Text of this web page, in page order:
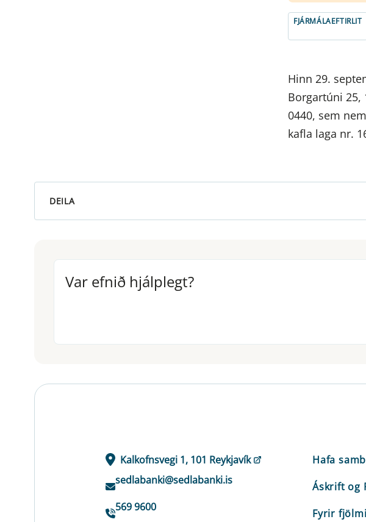
FJÁRMÁLAEFTIRLIT
Hinn 29.
Borgartúni 25,
0440, sem
kafla laga nr.
DEILA
Var efnið hjálplegt?
Var efnið hjálplegt?
Kalkofnsvegi 1, 101 Reykjavík
sedlabanki@sedlabanki.is
569 9600
Hafa
Áskrift og
Fyrir